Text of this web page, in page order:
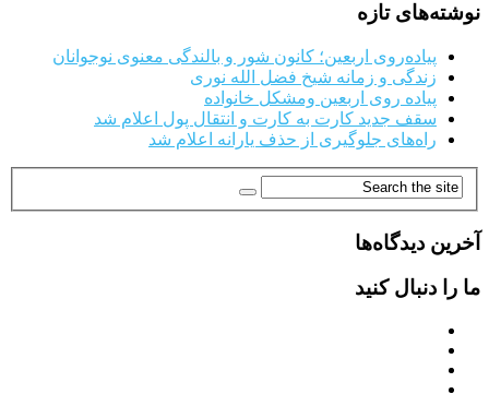
نوشته‌های تازه
پیاده‌روی اربعین؛ کانون شور و بالندگی معنوی نوجوانان
زندگی و زمانه شیخ فضل الله نوری
پیاده روی اربعین ومشکل خانواده
سقف جدید کارت به کارت و انتقال پول اعلام شد
راه‌های جلوگیری از حذف یارانه اعلام شد
آخرین دیدگاه‌ها
ما را دنبال کنید